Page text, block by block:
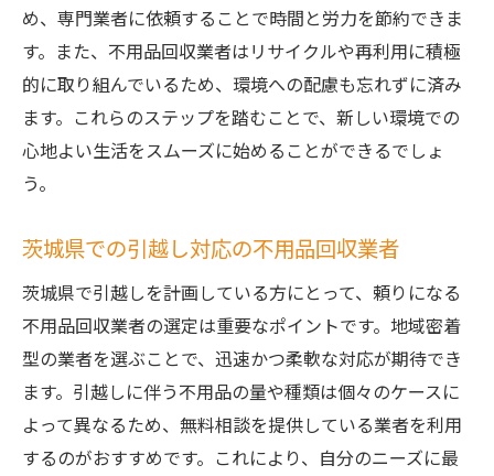
め、専門業者に依頼することで時間と労力を節約できま
す。また、不用品回収業者はリサイクルや再利用に積極
的に取り組んでいるため、環境への配慮も忘れずに済み
ます。これらのステップを踏むことで、新しい環境での
心地よい生活をスムーズに始めることができるでしょ
う。
茨城県での引越し対応の不用品回収業者
茨城県で引越しを計画している方にとって、頼りになる
不用品回収業者の選定は重要なポイントです。地域密着
型の業者を選ぶことで、迅速かつ柔軟な対応が期待でき
ます。引越しに伴う不用品の量や種類は個々のケースに
よって異なるため、無料相談を提供している業者を利用
するのがおすすめです。これにより、自分のニーズに最